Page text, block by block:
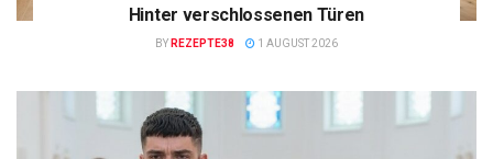
Hinter verschlossenen Türen
BY REZEPTE38 1 AUGUST 2026